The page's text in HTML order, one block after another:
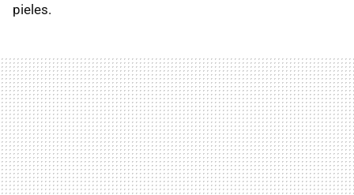
pieles.